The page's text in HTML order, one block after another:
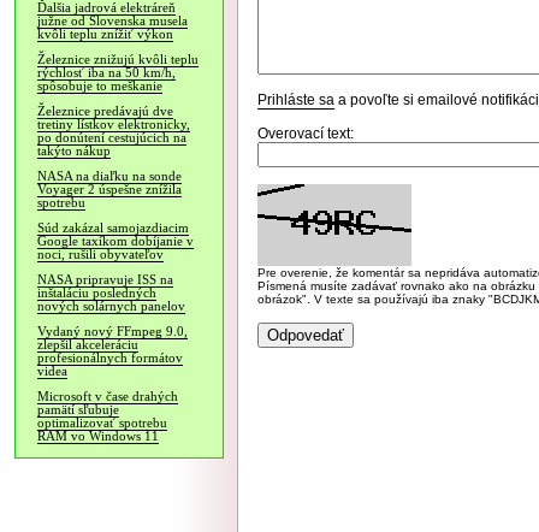
Ďalšia jadrová elektráreň
južne od Slovenska musela
kvôli teplu znížiť výkon
Železnice znižujú kvôli teplu
rýchlosť iba na 50 km/h,
spôsobuje to meškanie
Železnice predávajú dve
tretiny lístkov elektronicky,
po donútení cestujúcich na
takýto nákup
NASA na diaľku na sonde
Voyager 2 úspešne znížila
spotrebu
Súd zakázal samojazdiacim
Google taxíkom dobíjanie v
noci, rušili obyvateľov
NASA pripravuje ISS na
inštaláciu posledných
nových solárnych panelov
Vydaný nový FFmpeg 9.0,
zlepšil akceleráciu
profesionálnych formátov
videa
Microsoft v čase drahých
pamätí sľubuje
optimalizovať spotrebu
RAM vo Windows 11
Prihláste sa a povoľte si emailové
Overovací text:
Pre overenie, že komentár sa nepridáva
Písmená musíte zadávať rovnako ako na
obrázok". V texte sa používajú iba znaky